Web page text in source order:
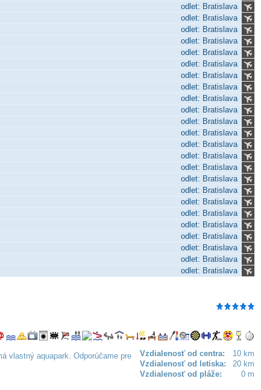
odlet: Bratislava
odlet: Bratislava
odlet: Bratislava
odlet: Bratislava
odlet: Bratislava
odlet: Bratislava
odlet: Bratislava
odlet: Bratislava
odlet: Bratislava
odlet: Bratislava
odlet: Bratislava
odlet: Bratislava
odlet: Bratislava
odlet: Bratislava
odlet: Bratislava
odlet: Bratislava
odlet: Bratislava
odlet: Bratislava
odlet: Bratislava
odlet: Bratislava
odlet: Bratislava
odlet: Bratislava
odlet: Bratislava
odlet: Bratislava
Vzdialenosť od centra:
10 km
Vzdialenosť od letiska:
20 km
Vzdialenosť od pláže:
0 m
vlastný aquapark. Odporúčame pre